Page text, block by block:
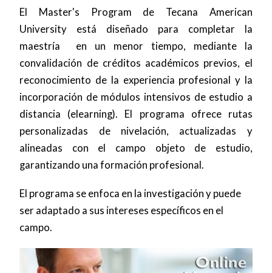
El Master's Program de Tecana American
University está diseñado para completar la
maestría en un menor tiempo, mediante la
convalidación de créditos académicos previos, el
reconocimiento de la experiencia profesional y la
incorporación de módulos intensivos de estudio a
distancia (elearning). El programa ofrece rutas
personalizadas de nivelación, actualizadas y
alineadas con el campo objeto de estudio,
garantizando una formación profesional.
El programa se enfoca en la investigación y puede
ser adaptado a sus intereses específicos en el
campo.